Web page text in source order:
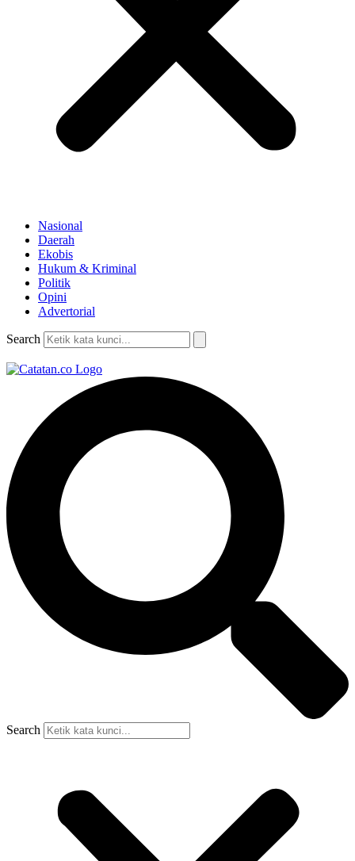
Nasional
Daerah
Ekobis
Hukum & Kriminal
Politik
Opini
Advertorial
Search
Search